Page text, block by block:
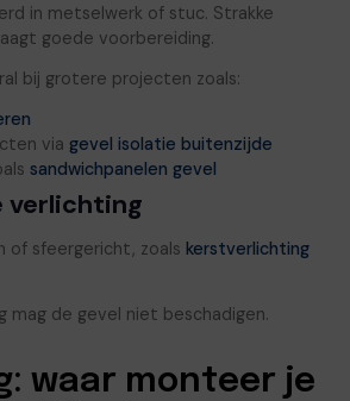
in metselwerk of stuc. Strakke
goede voorbereiding.
bij grotere projecten zoals:
via gevel isolatie buitenzijde
sandwichpanelen gevel
verlichting
of sfeergericht, zoals kerstverlichting
mag de gevel niet beschadigen.
waar monteer je